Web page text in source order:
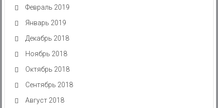
Февраль 2019
Январь 2019
Декабрь 2018
Ноябрь 2018
Октябрь 2018
Сентябрь 2018
Август 2018